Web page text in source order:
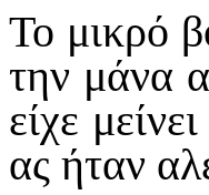
Το μικρό
την μάνα
είχε
ας ήταν